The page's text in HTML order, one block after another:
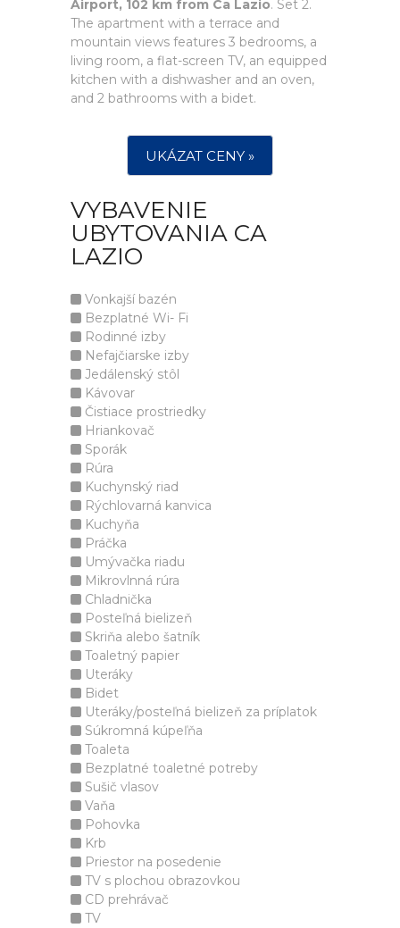
Airport, 102 km from Ca Lazio. Set 2.
The apartment with a terrace and
mountain views features 3 bedrooms, a
living room, a flat-screen TV, an equipped
kitchen with a dishwasher and an oven,
and 2 bathrooms with a bidet.
UKÁZAT CENY »
VYBAVENIE
UBYTOVANIA CA
LAZIO
Vonkajší bazén
Bezplatné Wi- Fi
Rodinné izby
Nefajčiarske izby
Jedálenský stôl
Kávovar
Čistiace prostriedky
Hriankovač
Sporák
Rúra
Kuchynský riad
Rýchlovarná kanvica
Kuchyňa
Práčka
Umývačka riadu
Mikrovlnná rúra
Chladnička
Posteľná bielizeň
Skriňa alebo šatník
Toaletný papier
Uteráky
Bidet
Uteráky/posteľná bielizeň za príplatok
Súkromná kúpeľňa
Toaleta
Bezplatné toaletné potreby
Sušič vlasov
Vaňa
Pohovka
Krb
Priestor na posedenie
TV s plochou obrazovkou
CD prehrávač
TV